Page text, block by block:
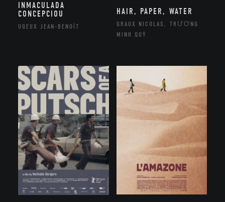
INMACULADA
CONCEPCIOU
UGEUX JEAN-BENOÎT
HAIR, PAPER, WATER
GRAUX NICOLAS, TRƯƠNG
MINH QUÝ